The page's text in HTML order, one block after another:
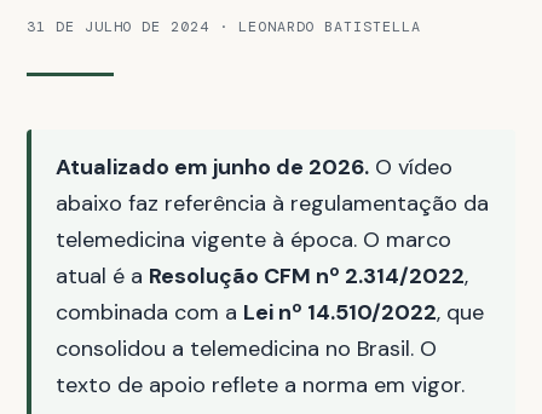
31 DE JULHO DE 2024 · LEONARDO BATISTELLA
Atualizado em junho de 2026. O vídeo
abaixo faz referência à regulamentação da
telemedicina vigente à época. O marco
atual é a Resolução CFM nº 2.314/2022,
combinada com a Lei nº 14.510/2022, que
consolidou a telemedicina no Brasil. O
texto de apoio reflete a norma em vigor.